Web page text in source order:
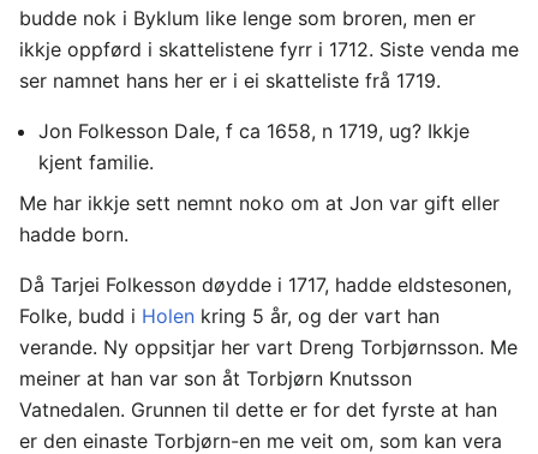
budde nok i Byklum like lenge som broren, men er
ikkje oppførd i skattelistene fyrr i 1712. Siste venda me
ser namnet hans her er i ei skatteliste frå 1719.
Jon Folkesson Dale, f ca 1658, n 1719, ug? Ikkje
kjent familie.
Me har ikkje sett nemnt noko om at Jon var gift eller
hadde born.
Då Tarjei Folkesson døydde i 1717, hadde eldstesonen,
Folke, budd i Holen kring 5 år, og der vart han
verande. Ny oppsitjar her vart Dreng Torbjørnsson. Me
meiner at han var son åt Torbjørn Knutsson
Vatnedalen. Grunnen til dette er for det fyrste at han
er den einaste Torbjørn-en me veit om, som kan vera